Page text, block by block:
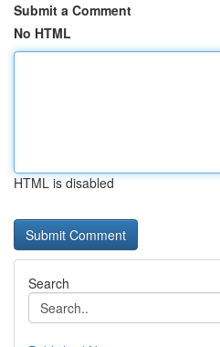
Submit a Comment
No HTML
HTML is disabled
Search